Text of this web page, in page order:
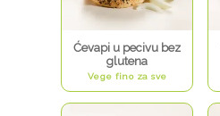
Ćevapi u pecivu bez
glutena
Vege fino za sve